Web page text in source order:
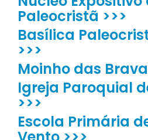
Paleocristã >>>
Basílica
>>>
Moinho das
Igreja Paroquial
>>>
Escola Primária